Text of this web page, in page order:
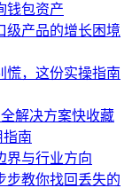
钱包资产
级产品的增长困境
慌，这份实操指南
解决方案快收藏
指南
界与行业方向
步教你找回丢失的